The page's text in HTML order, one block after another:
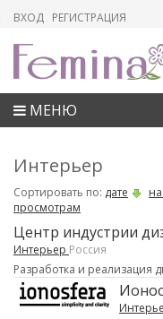
ВХОД РЕГИСТРАЦИЯ
МЕНЮ
Интерьер
Сортировать по: дате
просмотрам
Центр индустрии
Интерьер Россия
Разработка и реализация